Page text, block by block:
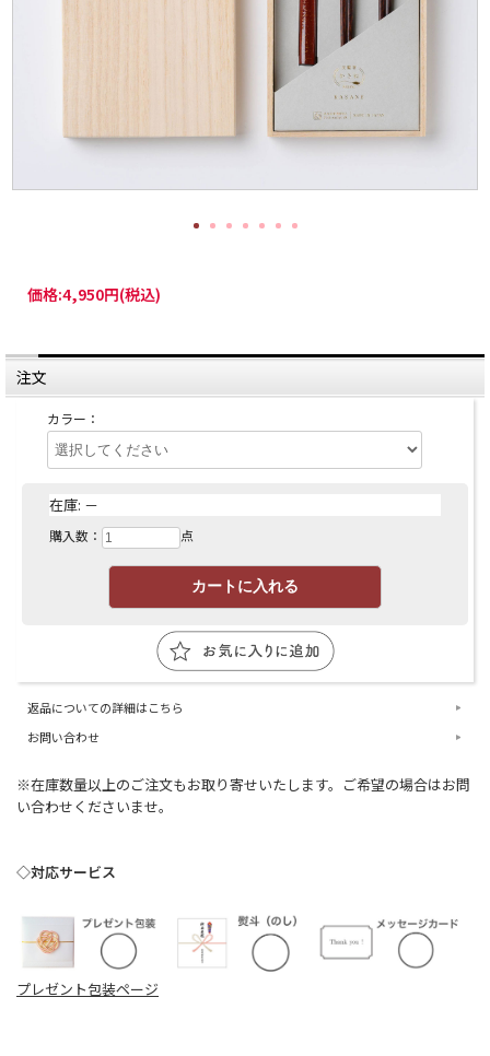
価格:4,950円(税込)
注文
カラー：
在庫: －
購入数： 点
返品についての詳細はこちら
お問い合わせ
※在庫数量以上のご注文もお取り寄せいたします。ご希望の場合はお問
い合わせくださいませ。
◇対応サービス
プレゼント包装ページ